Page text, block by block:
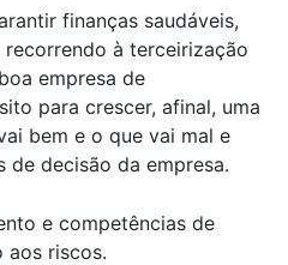
finanças saudáveis,
à terceirização
empresa de
para crescer, afinal, uma
bem e o que vai mal e
de decisão da empresa.
e competências de
aos riscos.